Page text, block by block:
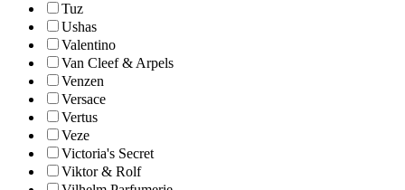
Tuz
Ushas
Valentino
Van Cleef & Arpels
Venzen
Versace
Vertus
Veze
Victoria's Secret
Viktor & Rolf